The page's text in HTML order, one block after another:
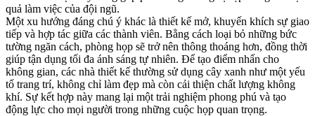
quả làm việc của đội ngũ.
Một xu hướng đáng chú ý khác là thiết kế mở, khuyến khích sự giao
tiếp và hợp tác giữa các thành viên. Bằng cách loại bỏ những bức
tường ngăn cách, phòng họp sẽ trở nên thông thoáng hơn, đồng thời
giúp tận dụng tối đa ánh sáng tự nhiên. Để tạo điểm nhấn cho
không gian, các nhà thiết kế thường sử dụng cây xanh như một yếu
tố trang trí, không chỉ làm đẹp mà còn cải thiện chất lượng không
khí. Sự kết hợp này mang lại một trải nghiệm phong phú và tạo
động lực cho mọi người trong những cuộc họp quan trọng.